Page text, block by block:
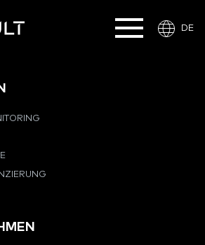
DE